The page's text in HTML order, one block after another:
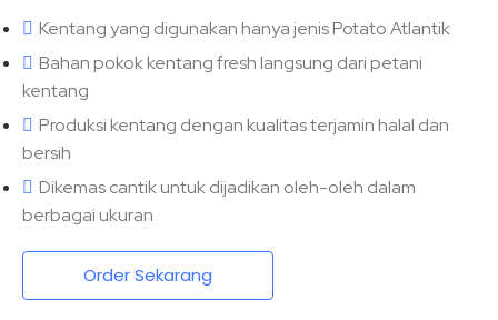
Kentang yang digunakan hanya jenis Potato Atlantik
Bahan pokok kentang fresh langsung dari petani
kentang
Produksi kentang dengan kualitas terjamin halal dan
bersih
Dikemas cantik untuk dijadikan oleh-oleh dalam
berbagai ukuran
Order Sekarang